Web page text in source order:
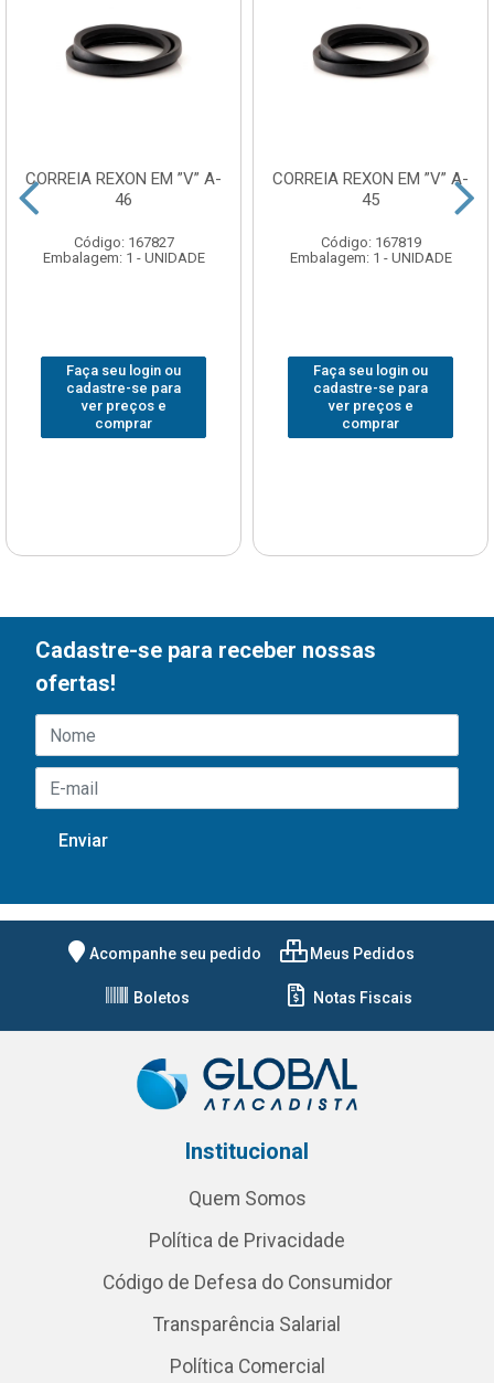
CORREIA REXON EM ”V” A-
46
Código: 167827
Embalagem: 1 - UNIDADE
Faça seu login ou
cadastre-se para
ver preços e
comprar
CORREIA REXON EM ”V” A-
45
Código: 167819
Embalagem: 1 - UNIDADE
Faça seu login ou
cadastre-se para
ver preços e
comprar
Cadastre-se para receber nossas
ofertas!
Acompanhe seu pedido Meus Pedidos
Boletos Notas Fiscais
Institucional
Quem Somos
Política de Privacidade
Código de Defesa do Consumidor
Transparência Salarial
Política Comercial